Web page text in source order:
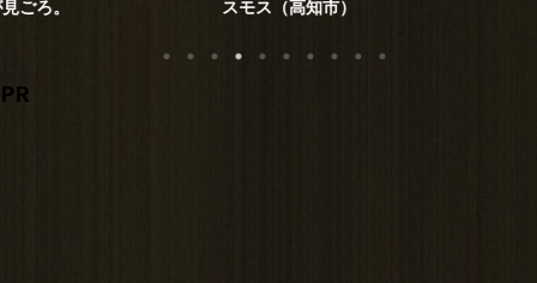
ろ。
スモス（高知市）
PR